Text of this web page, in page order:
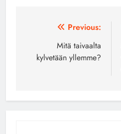
Artikkelien
selaus
Previous:
Mitä taivaalta
kylvetään yllemme?